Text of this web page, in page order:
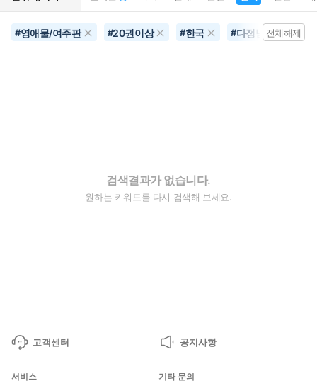
#영애물/여주판 #20권이상 #한국 #다정남 #연
전체해제
검색결과가 없습니다.
원하는 키워드를 다시 검색해 보세요.
고객센터 공지사항
서비스 기타 문의